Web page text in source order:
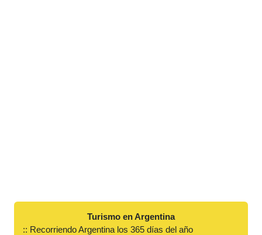
Turismo en Argentina
:: Recorriendo Argentina los 365 días del año